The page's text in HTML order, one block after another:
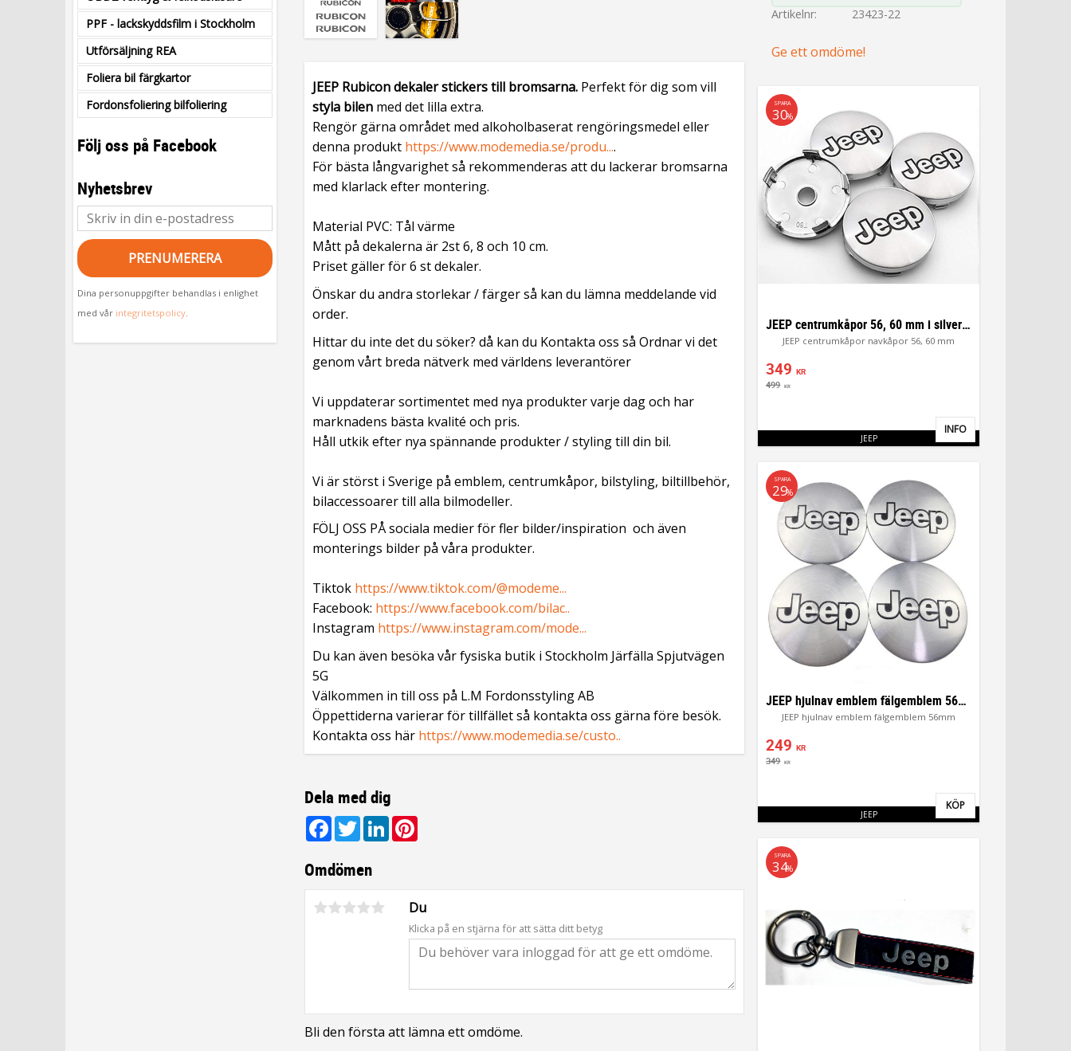
Artikelnr 23423-22
Ge ett omdöme!
JEEP Rubicon dekaler stickerstill bromsarna. Perfekt för dig som vill
styla bilen med det lilla extra.
Rengör gärna området med alkoholbaserat rengöringsmedel eller
denna produkt https://www.modemedia.se/produ....
För bästa långvarighet så rekommenderas att du lackerar bromsarna
med klarlack efter montering.
Material PVC: Tål värme
Mått på dekalerna är 2st 6, 8 och 10 cm.
Priset gäller för 6 st dekaler.
Önskar du andra storlekar / färger så kan du lämna meddelande vid
order.
Hittar du inte det du söker? då kan du Kontakta oss så Ordnar vi det
genom vårt breda nätverk med världens leverantörer
Vi uppdaterar sortimentet med nya produkter varje dag och har
marknadens bästa kvalité och pris.
Håll utkik efter nya spännande produkter / styling till din bil.
Vi är störst i Sverige på emblem, centrumkåpor, bilstyling, biltillbehör,
bilaccessoarer till alla bilmodeller.
FÖLJ OSS PÅ sociala medier för fler bilder/inspiration och även
monterings bilder på våra produkter.
Tiktok https://www.tiktok.com/@modeme...
Facebook: https://www.facebook.com/bilac..
Instagram https://www.instagram.com/mode...
Du kan även besöka vår fysiska butik i Stockholm Järfälla Spjutvägen
5G
Välkommen in till oss på L.M Fordonsstyling AB
Öppettiderna varierar för tillfället så kontakta oss gärna före besök.
Kontakta oss här https://www.modemedia.se/custo..
Dela med dig
Facebook
TwitterLinkedIn
Omdömen
Du
Klicka på en stjärna för att sätta ditt betyg
Bli den första att lämna ett omdöme.
JEEP centrumkåpor 56, 60 mm i silverfärg
JEEP centrumkåpor navkåpor 56, 60 mm
349 KR
499 KR
SPARA
30%
JEEP Lägg till i favoriter
INFO
JEEP hjulnav emblem fälgemblem 56mm
JEEP hjulnav emblem fälgemblem 56mm
249 KR
349 KR
SPARA
29%
JEEP Lägg till i favoriter
KÖP
SPARA
34%
PPF - lackskyddsfilm i Stockholm
Utförsäljning REA
Foliera bil färgkartor
Fordonsfoliering bilfoliering
Följ oss på Facebook
Nyhetsbrev
PRENUMERERA
Dina personuppgifter behandlas i enlighet
med vår integritetspolicy.